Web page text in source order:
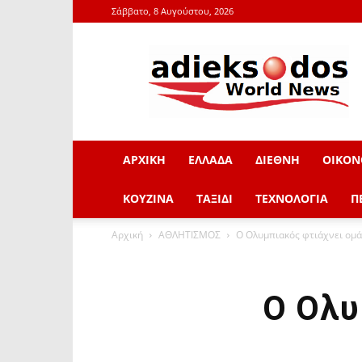
Σάββατο, 8 Αυγούστου, 2026
adieksodos.gr
ΑΡΧΙΚΗ ΕΛΛΑΔΑ ΔΙΕΘΝΗ
ΚΟΥΖΙΝΑ ΤΑΞΙΔΙ ΤΕΧΝΟΛΟΓΙΑ
Αρχική ΑΘΛΗΤΙΣΜΟΣ Ο Ολυμπιακός φτιάχνει
Ο